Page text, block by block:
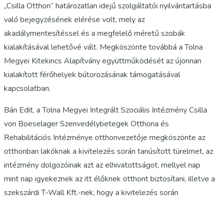
„Csilla Otthon” határozatlan idejű szolgáltatói nyilvántartásba
való bejegyzésének elérése volt, mely az
akadálymentesítéssel és a megfelelő méretű szobák
kialakításával lehetővé vált. Megköszönte továbbá a Tolna
Megyei Kitekincs Alapítvány együttműködését az újonnan
kialakított férőhelyek bútorozásának támogatásával
kapcsolatban.
Bán Edit, a Tolna Megyei Integrált Szociális Intézmény Csilla
von Boeselager Szenvedélybetegek Otthona és
Rehabilitációs Intézménye otthonvezetője megköszönte az
otthonban lakóknak a kivitelezés során tanúsított türelmet, az
intézmény dolgozóinak azt az elhivatottságot, mellyel nap
mint nap igyekeznek az itt élőknek otthont biztosítani, illetve a
szekszárdi T-Wall Kft.-nek, hogy a kivitelezés során